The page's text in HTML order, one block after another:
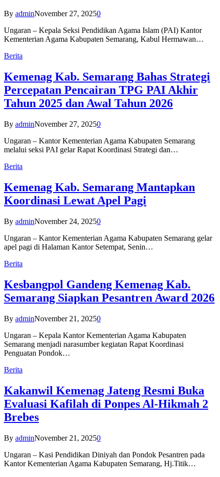
By adminNovember 27, 20250
Ungaran – Kepala Seksi Pendidikan Agama Islam (PAI) Kantor
Kementerian Agama Kabupaten Semarang, Kabul Hermawan…
Berita
Kemenag Kab. Semarang Bahas Strategi
Percepatan Pencairan TPG PAI Akhir
Tahun 2025 dan Awal Tahun 2026
By adminNovember 27, 20250
Ungaran – Kantor Kementerian Agama Kabupaten Semarang
melalui seksi PAI gelar Rapat Koordinasi Strategi dan…
Berita
Kemenag Kab. Semarang Mantapkan
Koordinasi Lewat Apel Pagi
By adminNovember 24, 20250
Ungaran – Kantor Kementerian Agama Kabupaten Semarang gelar
apel pagi di Halaman Kantor Setempat, Senin…
Berita
Kesbangpol Gandeng Kemenag Kab.
Semarang Siapkan Pesantren Award 2026
By adminNovember 21, 20250
Ungaran – Kepala Kantor Kementerian Agama Kabupaten
Semarang menjadi narasumber kegiatan Rapat Koordinasi
Penguatan Pondok…
Berita
Kakanwil Kemenag Jateng Resmi Buka
Evaluasi Kafilah di Ponpes Al-Hikmah 2
Brebes
By adminNovember 21, 20250
Ungaran – Kasi Pendidikan Diniyah dan Pondok Pesantren pada
Kantor Kementerian Agama Kabupaten Semarang, Hj.Titik…